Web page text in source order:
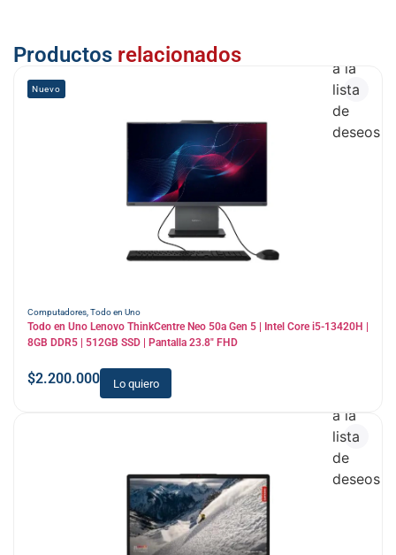
Productos relacionados
Computadores Todo en Uno
Todo en Uno Lenovo ThinkCentre Neo 50a Gen 5 | Intel Core i5-13420H |
8GB DDR5 | 512GB SSD | Pantalla 23.8″ FHD
$2.200.000 Lo quiero
Nuevo
a la
lista
de
deseos
a la
lista
de
deseos